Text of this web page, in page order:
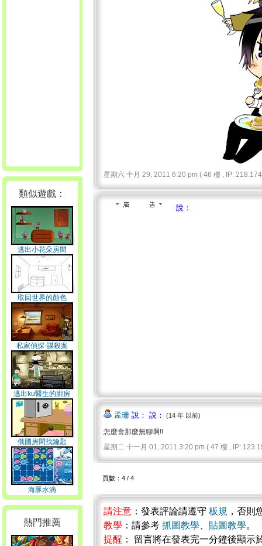
類似遊戲：
逃出小花朵房間
取回世界的顏色
私家偵探-謀殺案
逃出ku醫生的廚房
俄國房間找鑰匙
海豚水滴
熱門推薦
星期六 十月 29, 2011 6:20 pm ( 46 樓 , IP:
說：
孟珊 說： 說： (14 年 以前)
怎麼會那麼無聊啊!!
星期二 十一月 01, 2011 3:20 pm ( 47 樓 , IP:
頁數：4 / 4
請注意 ：發表評論請遵守 板規 ，否則
教學 ：請參考 抓圖教學 貼圖教學。
提醒 ： 留言將在發表完一分鐘後顯